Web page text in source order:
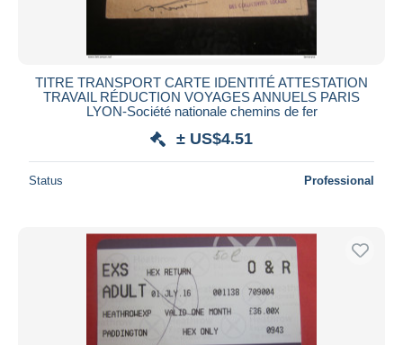
TITRE TRANSPORT CARTE IDENTITÉ ATTESTATION
TRAVAIL RÉDUCTION VOYAGES ANNUELS PARIS
LYON-Société nationale chemins de fer
± US$4.51
Status Professional